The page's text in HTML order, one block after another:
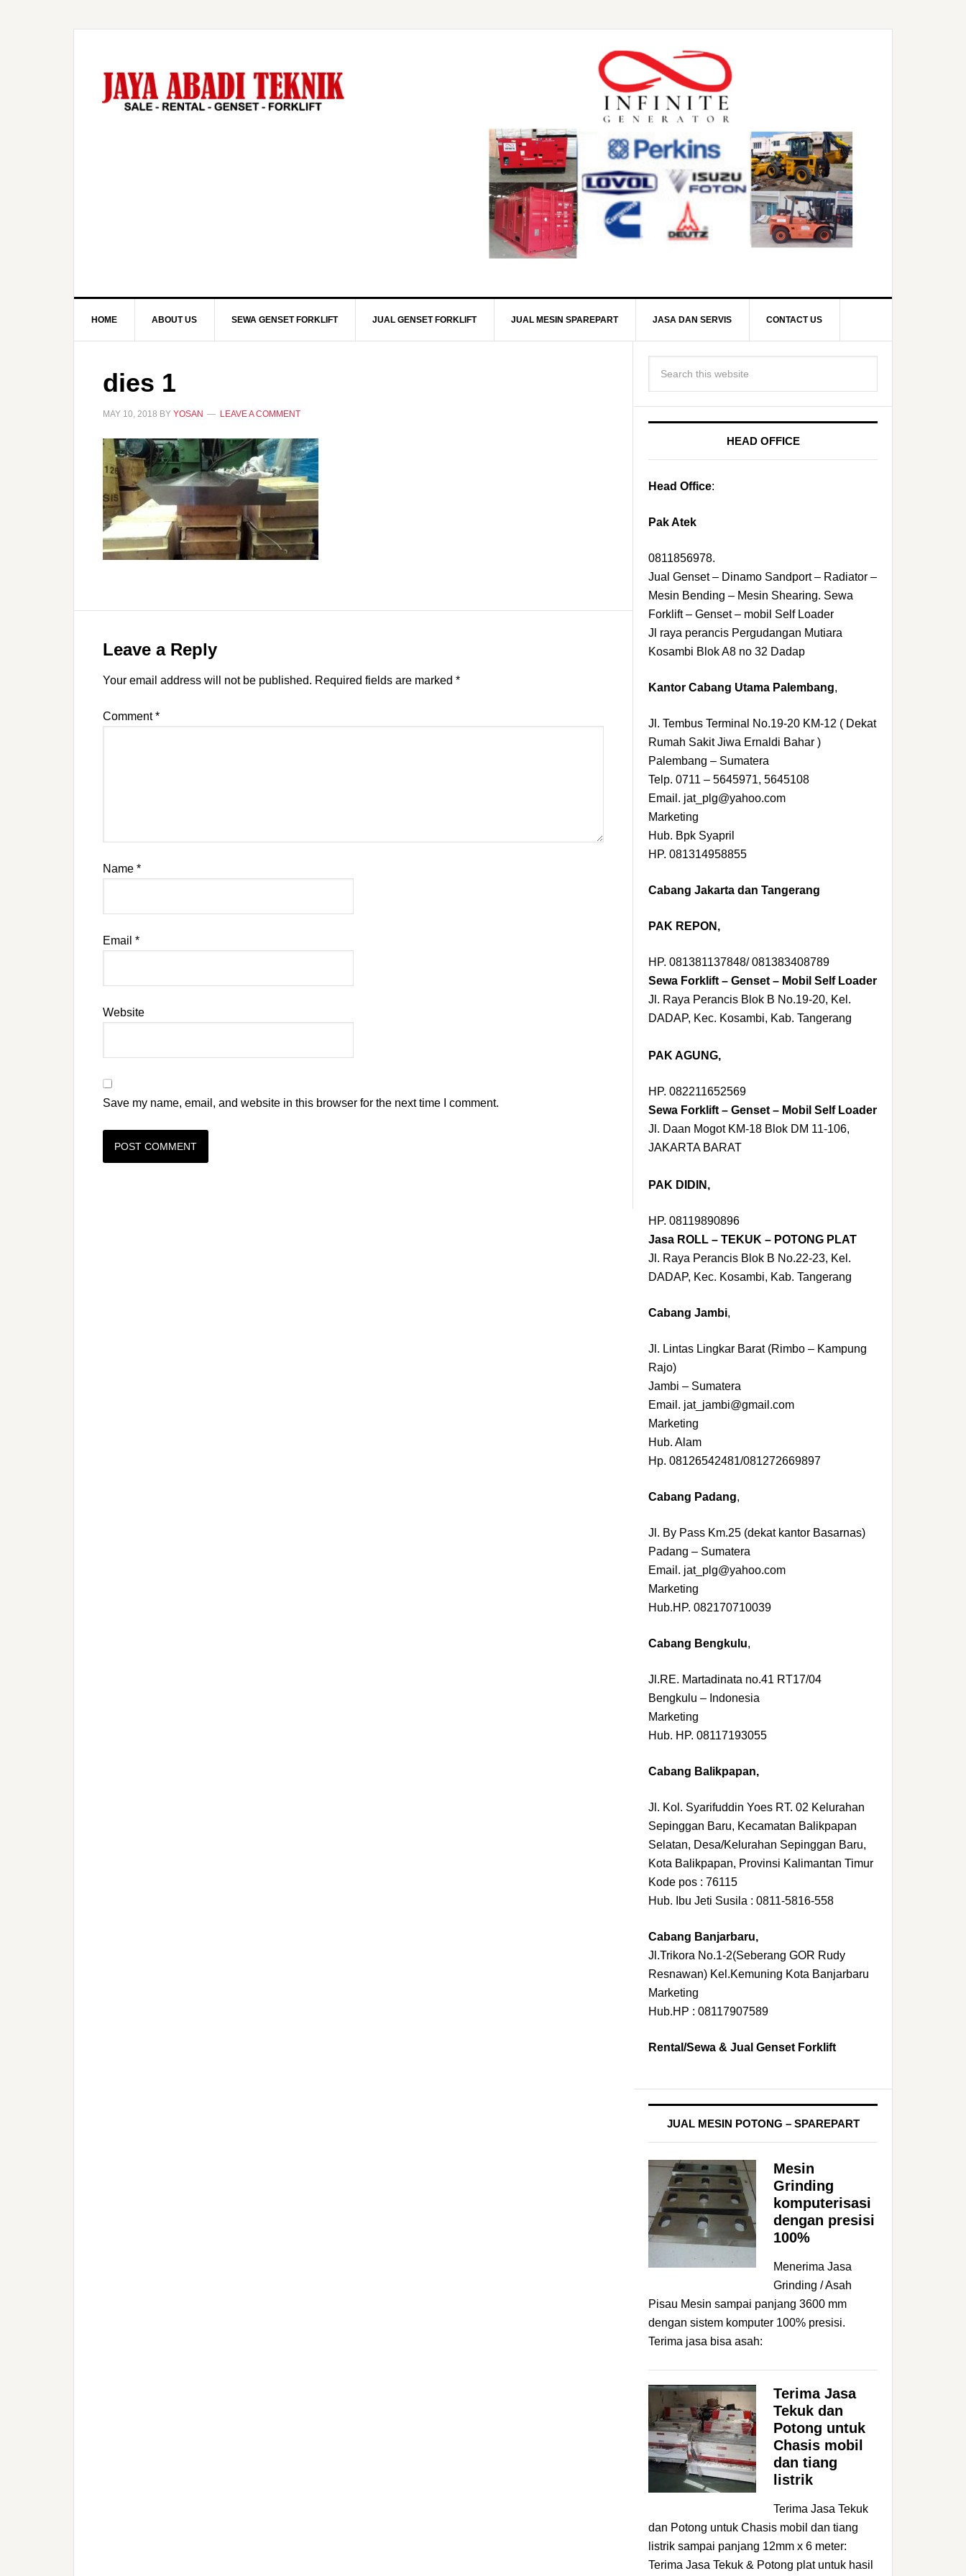
HOME ABOUT US SEWA GENSET FORKLIFT JUAL GENSET FORKLIFT JUAL MESIN SPAREPART JASA DAN SERVIS CONTACT US
dies 1
MAY 10, 2018 BY YOSAN LEAVE A COMMENT
Leave a Reply
Your email address will not be published. Required fields are marked *
Comment*
Name *
Email *
Website
Save my name, email, and website in this browser for the next time I comment.
HEAD OFFICE
Head Office:
Pak Atek
0811856978.
Jual Genset – Dinamo Sandport – Radiator –
Mesin Bending – Mesin Shearing. Sewa
Forklift – Genset – mobil Self Loader
Jl raya perancis Pergudangan Mutiara
Kosambi Blok A8 no 32 Dadap
Kantor Cabang Utama Palembang,
Jl. Tembus Terminal No.19-20 KM-12 ( Dekat
Rumah Sakit Jiwa Ernaldi Bahar )
Palembang – Sumatera
Telp. 0711 – 5645971, 5645108
Email. jat_plg@yahoo.com
Marketing
Hub. Bpk Syapril
HP. 081314958855
Cabang Jakarta dan Tangerang
PAK REPON,
HP. 081381137848/ 081383408789
Sewa Forklift – Genset – Mobil Self Loader
Jl. Raya Perancis Blok B No.19-20, Kel.
DADAP, Kec. Kosambi, Kab. Tangerang
PAK AGUNG,
HP. 082211652569
Sewa Forklift – Genset – Mobil Self Loader
Jl. Daan Mogot KM-18 Blok DM 11-106,
JAKARTA BARAT
PAK DIDIN,
HP. 08119890896
Jasa ROLL – TEKUK – POTONG PLAT
Jl. Raya Perancis Blok B No.22-23, Kel.
DADAP, Kec. Kosambi, Kab. Tangerang
Cabang Jambi,
Jl. Lintas Lingkar Barat (Rimbo – Kampung
Rajo)
Jambi – Sumatera
Email. jat_jambi@gmail.com
Marketing
Hub. Alam
Hp. 08126542481/081272669897
Cabang Padang,
Jl. By Pass Km.25 (dekat kantor Basarnas)
Padang – Sumatera
Email. jat_plg@yahoo.com
Marketing
Hub.HP. 082170710039
Cabang Bengkulu,
Jl.RE. Martadinata no.41 RT17/04
Bengkulu – Indonesia
Marketing
Hub. HP. 08117193055
Cabang Balikpapan,
Jl. Kol. Syarifuddin Yoes RT. 02 Kelurahan
Sepinggan Baru, Kecamatan Balikpapan
Selatan, Desa/Kelurahan Sepinggan Baru,
Kota Balikpapan, Provinsi Kalimantan Timur
Kode pos : 76115
Hub. Ibu Jeti Susila : 0811-5816-558
Cabang Banjarbaru,
Jl.Trikora No.1-2(Seberang GOR Rudy
Resnawan) Kel.Kemuning Kota Banjarbaru
Marketing
Hub.HP : 08117907589
Rental/Sewa & Jual Genset Forklift
JUAL MESIN POTONG – SPAREPART
Mesin
Grinding
komputerisasi
dengan presisi
100%
Menerima Jasa
Grinding / Asah
Pisau Mesin sampai panjang 3600 mm
dengan sistem komputer 100% presisi.
Terima jasa bisa asah:
Terima Jasa
Tekuk dan
Potong untuk
Chasis mobil
dan tiang
listrik
Terima Jasa Tekuk
dan Potong untuk Chasis mobil dan tiang
listrik sampai panjang 12mm x 6 meter:
Terima Jasa Tekuk & Potong plat untuk hasil